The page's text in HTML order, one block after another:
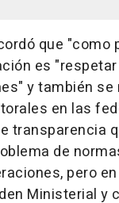
que "como
es
y también se
en las
transparencia
de
pero
Ministerial y